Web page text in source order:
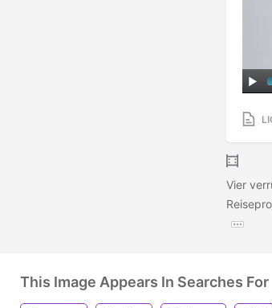
Vier
This Image Appears In Searches For